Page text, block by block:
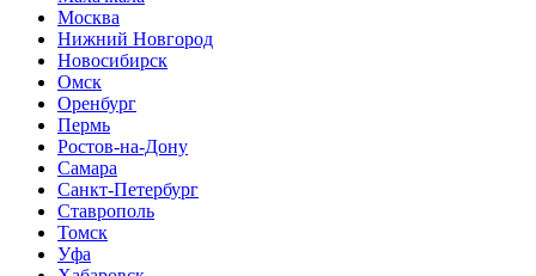
Москва
Нижний Новгород
Новосибирск
Омск
Оренбург
Пермь
Ростов-на-Дону
Самара
Санкт-Петербург
Ставрополь
Томск
Уфа